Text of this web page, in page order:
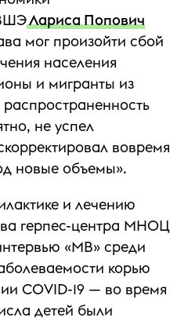
Лариса Попович
мог произойти сбой
населения
и мигранты из
не успел
вовремя
новые объемы».
и лечению
герпес-центра МНОЦ
«МВ» среди
корью
COVID-19 — во время
детей были